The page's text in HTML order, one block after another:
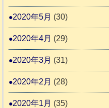
2020年5月 (30)
2020年4月 (29)
2020年3月 (31)
2020年2月 (28)
2020年1月 (35)